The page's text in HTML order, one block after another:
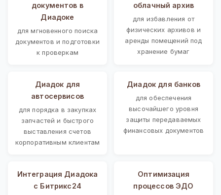
документов в
Диадоке
для мгновенного поиска
документов и подготовки
к проверкам
облачный архив
для избавления от
физических архивов и
аренды помещений под
хранение бумаг
Диадок для
автосервисов
для порядка в закупках
запчастей и быстрого
выставления счетов
корпоративным клиентам
Диадок для банков
для обеспечения
высочайшего уровня
защиты передаваемых
финансовых документов
Интеграция Диадока
с Битрикс24
Оптимизация
процессов ЭДО